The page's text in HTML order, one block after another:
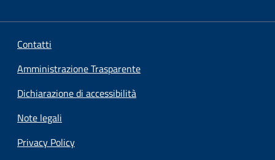
Contatti
Amministrazione Trasparente
Dichiarazione di accessibilità
Note legali
Privacy Policy